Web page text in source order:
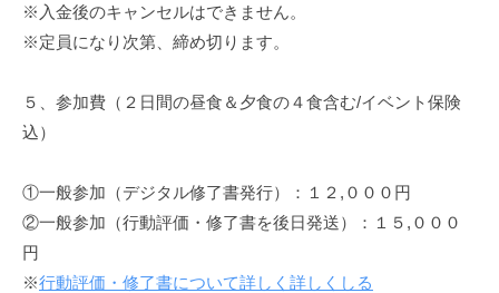
※入金後のキャンセルはできません。
※定員になり次第、締め切ります。
５、参加費（２日間の昼食＆夕食の４食含む/イベント保険
込）
①一般参加（デジタル修了書発行）：１２,０００円
②一般参加（行動評価・修了書を後日発送）：１５,０００
円
※行動評価・修了書について詳しく詳しくしる